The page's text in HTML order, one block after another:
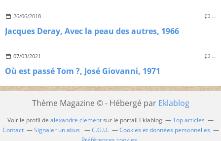
26/06/2018 …
Jacques Deray, Avec la peau des autres, 1966
07/03/2021 …
Où est passé Tom ?, José Giovanni, 1971
Thème Magazine © - Hébergé par Eklablog
Voir le profil de alexandre clementsur le portail Eklablog
Top articles
Contact
Signaler un abus C.G.U.
Cookies et données personnelles